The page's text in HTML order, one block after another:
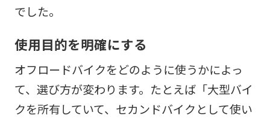
でした。
使用目的を明確にする
オフロードバイクをどのように使うかによっ
て、選び方が変わります。たとえば「大型バイ
クを所有していて、セカンドバイクとして使い